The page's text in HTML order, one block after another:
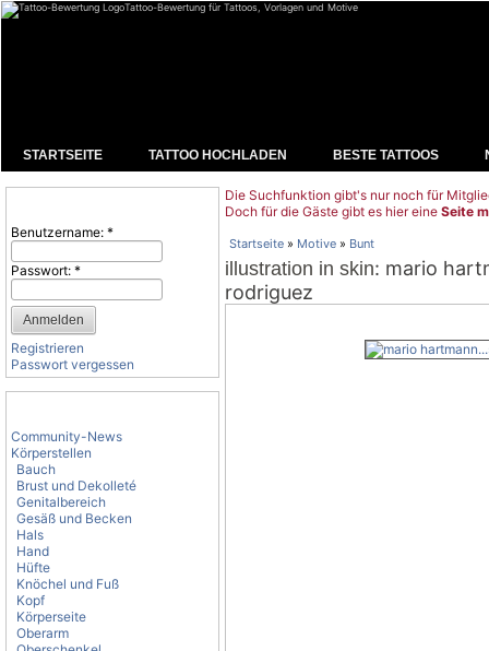
Tattoo-Bewertung für Tattoos, Vorlagen und Motive
STARTSEITE TATTOO HOCHLADEN BESTE TATTOOS
Benutzername: *
Passwort: *
Registrieren
Passwort vergessen
Community-News
Körperstellen
Bauch
Brust und Dekolleté
Genitalbereich
Gesäß und Becken
Hals
Hand
Hüfte
Knöchel und Fuß
Kopf
Körperseite
Oberarm
Die Suchfunktion gibt's nur noch für
Doch für die Gäste gibt es hier eine Seite
Startseite » Motive » Bunt
illustration in skin: mario
rodriguez